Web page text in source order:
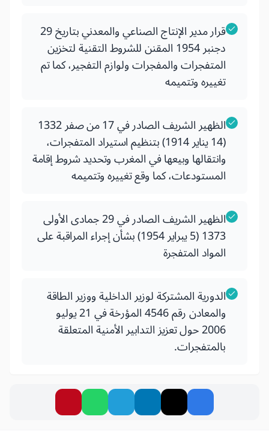
قرار مدير الإنتاج الصناعي والمعدني بتاريخ 29
دجنبر 1954 المقنن للشروط التقنية لتخزين
المتفجرات والمفجرات ولوازم التفجير، كما تم
تغييره وتتميمه
الظهير الشريف الصادر في 17 من صفر 1332
(14 يناير 1914) بتنظيم استيراد المتفجرات،
وانتقالها وبيعها في المغرب وتحديد شروط إقامة
المستودعات، كما وقع تغييره وتتميمه
الظهير الشريف الصادر في 29 جمادى الأولى
1373 (5 يبراير 1954) بشأن إجراء المراقبة على
المواد المتفجرة
الدورية المشتركة لوزير الداخلية ووزير الطاقة
والمعادن رقم 4546 المؤرخة في 21 يوليو
2006 حول تعزيز التدابير الأمنية المتعلقة
بالمتفجرات.